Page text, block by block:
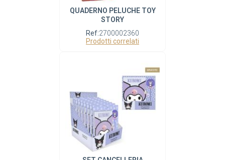
QUADERNO PELUCHE TOY
STORY
Ref:2700002360
Prodotti correlati